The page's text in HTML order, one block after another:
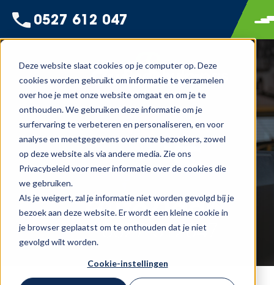
Deze website slaat cookies op je computer op. Deze
cookies worden gebruikt om informatie te verzamelen
over hoe je met onze website omgaat en om je te
onthouden. We gebruiken deze informatie om je
surfervaring te verbeteren en personaliseren, en voor
analyse en meetgegevens over onze bezoekers, zowel
op deze website als via andere media. Zie ons
Privacybeleid voor meer informatie over de cookies die
we gebruiken.
Als je weigert, zal je informatie niet worden gevolgd bij je
bezoek aan deze website. Er wordt een kleine cookie in
je browser geplaatst om te onthouden dat je niet
gevolgd wilt worden.
Cookie-instellingen
0527 612 047